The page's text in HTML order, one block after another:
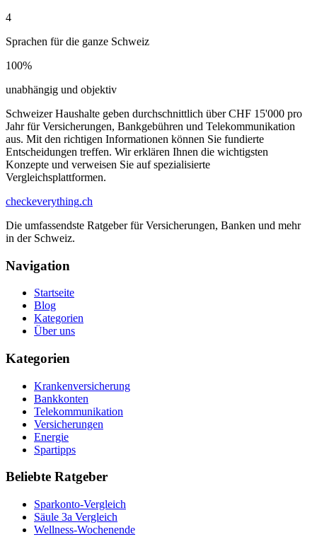
4
Sprachen für die ganze Schweiz
100%
unabhängig und objektiv
Schweizer Haushalte geben durchschnittlich über CHF 15'000 pro
Jahr für Versicherungen, Bankgebühren und Telekommunikation
aus. Mit den richtigen Informationen können Sie fundierte
Entscheidungen treffen. Wir erklären Ihnen die wichtigsten
Konzepte und verweisen Sie auf spezialisierte
Vergleichsplattformen.
checkeverything.ch
Die umfassendste Ratgeber für Versicherungen, Banken und mehr
in der Schweiz.
Navigation
Startseite
Blog
Kategorien
Über uns
Kategorien
Krankenversicherung
Bankkonten
Telekommunikation
Versicherungen
Energie
Spartipps
Beliebte Ratgeber
Sparkonto-Vergleich
Säule 3a Vergleich
Wellness-Wochenende